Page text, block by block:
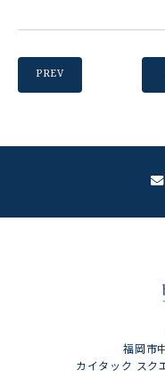
PREV
福岡市
カイタック スク